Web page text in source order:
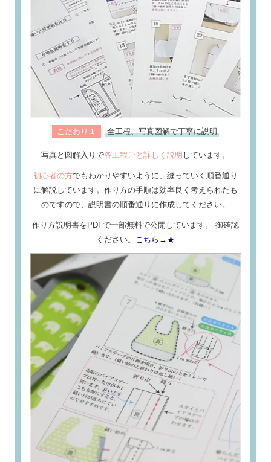
こだわり１ 全工程、写真図解で丁寧に説明
写真と図解入りで各工程ごと詳しく説明 しています。
初心者の方でもわかりやすいように、縫っていく順番通り
に解説しています。作り方の手順は効率良く考えられたも
のですので、説明書の順番通りに作成してください。
作り方説明書をPDFで一部無料で公開しています。 御確認
ください。
こちら→★